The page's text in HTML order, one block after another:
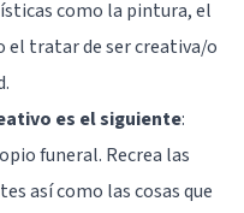
como la pintura, el
el tratar de ser creativa/o
es el siguiente:
funeral. Recrea las
así como las cosas que